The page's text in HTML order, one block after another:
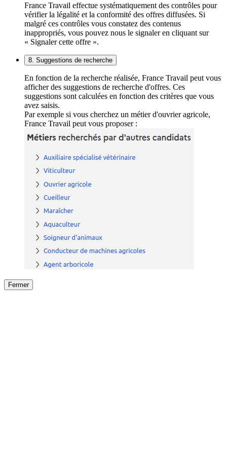
France Travail effectue systématiquement des contrôles pour
vérifier la légalité et la conformité des offres diffusées. Si
malgré ces contrôles vous constatez des contenus
inappropriés, vous pouvez nous le signaler en cliquant sur
« Signaler cette offre ».
8. Suggestions de recherche
En fonction de la recherche réalisée, France Travail peut vous
afficher des suggestions de recherche d'offres. Ces
suggestions sont calculées en fonction des critères que vous
avez saisis.
Par exemple si vous cherchez un métier d'ouvrier agricole,
France Travail peut vous proposer :
Fermer